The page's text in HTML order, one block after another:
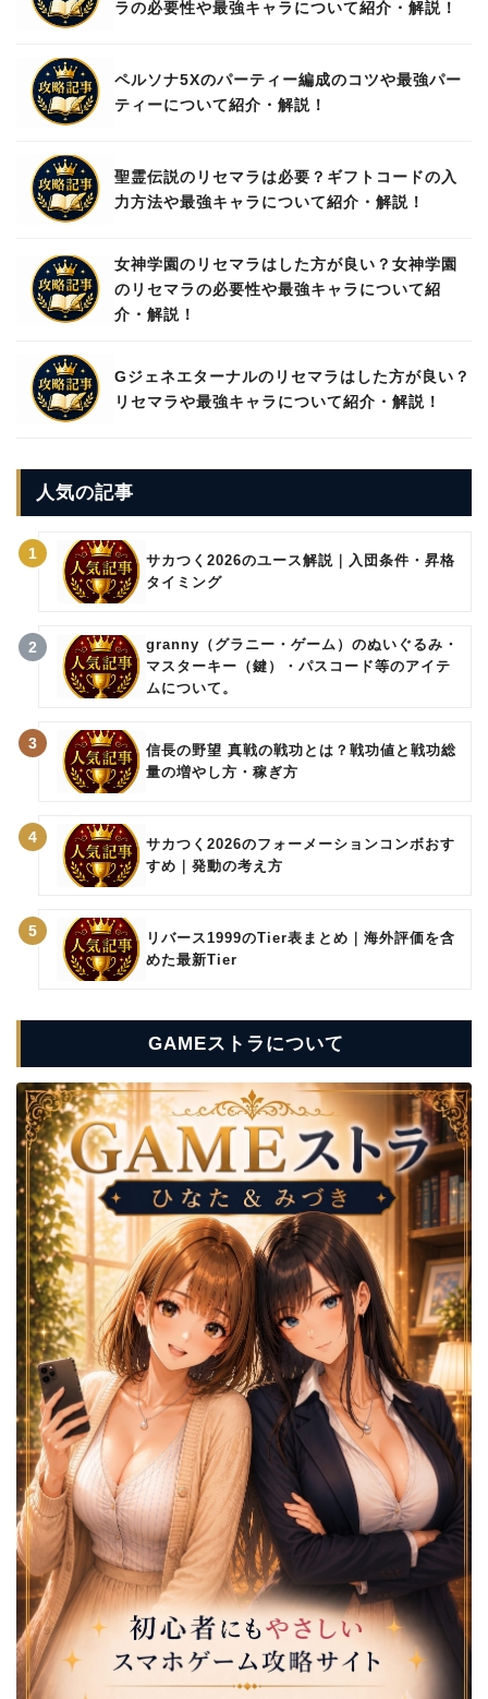
ラの必要性や最強キャラについて紹介・解説！
ペルソナ5Xのパーティー編成のコツや最強パー
ティーについて紹介・解説！
聖霊伝説のリセマラは必要？ギフトコードの入
力方法や最強キャラについて紹介・解説！
女神学園のリセマラはした方が良い？女神学園
のリセマラの必要性や最強キャラについて紹
介・解説！
Gジェネエターナルのリセマラはした方が良い？
リセマラや最強キャラについて紹介・解説！
人気の記事
1
サカつく2026のユース解説｜入団条件・昇格
タイミング
2
granny（グラニー・ゲーム）のぬいぐるみ・
マスターキー（鍵）・パスコード等のアイテ
ムについて。
3
信長の野望 真戦の戦功とは？戦功値と戦功総
量の増やし方・稼ぎ方
4
サカつく2026のフォーメーションコンボおす
すめ｜発動の考え方
5
リバース1999のTier表まとめ｜海外評価を含
めた最新Tier
GAMEストラについて